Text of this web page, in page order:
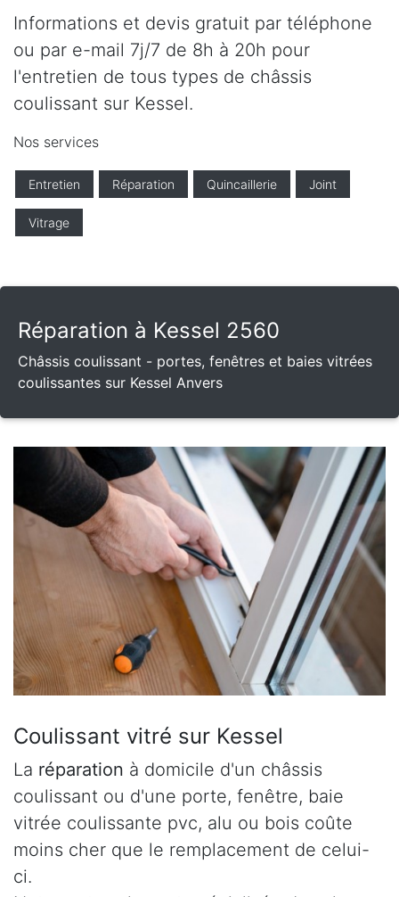
Informations et devis gratuit par téléphone
ou par e-mail 7j/7 de 8h à 20h pour
l'entretien de tous types de châssis
coulissant sur Kessel.
Nos services
Entretien Réparation Quincaillerie Joint
Vitrage
Réparation à Kessel 2560
Châssis coulissant - portes, fenêtres et baies vitrées
coulissantes sur Kessel Anvers
Coulissant vitré sur Kessel
La réparation à domicile d'un châssis
coulissant ou d'une porte, fenêtre, baie
vitrée coulissante pvc, alu ou bois coûte
moins cher que le remplacement de celui-
ci.